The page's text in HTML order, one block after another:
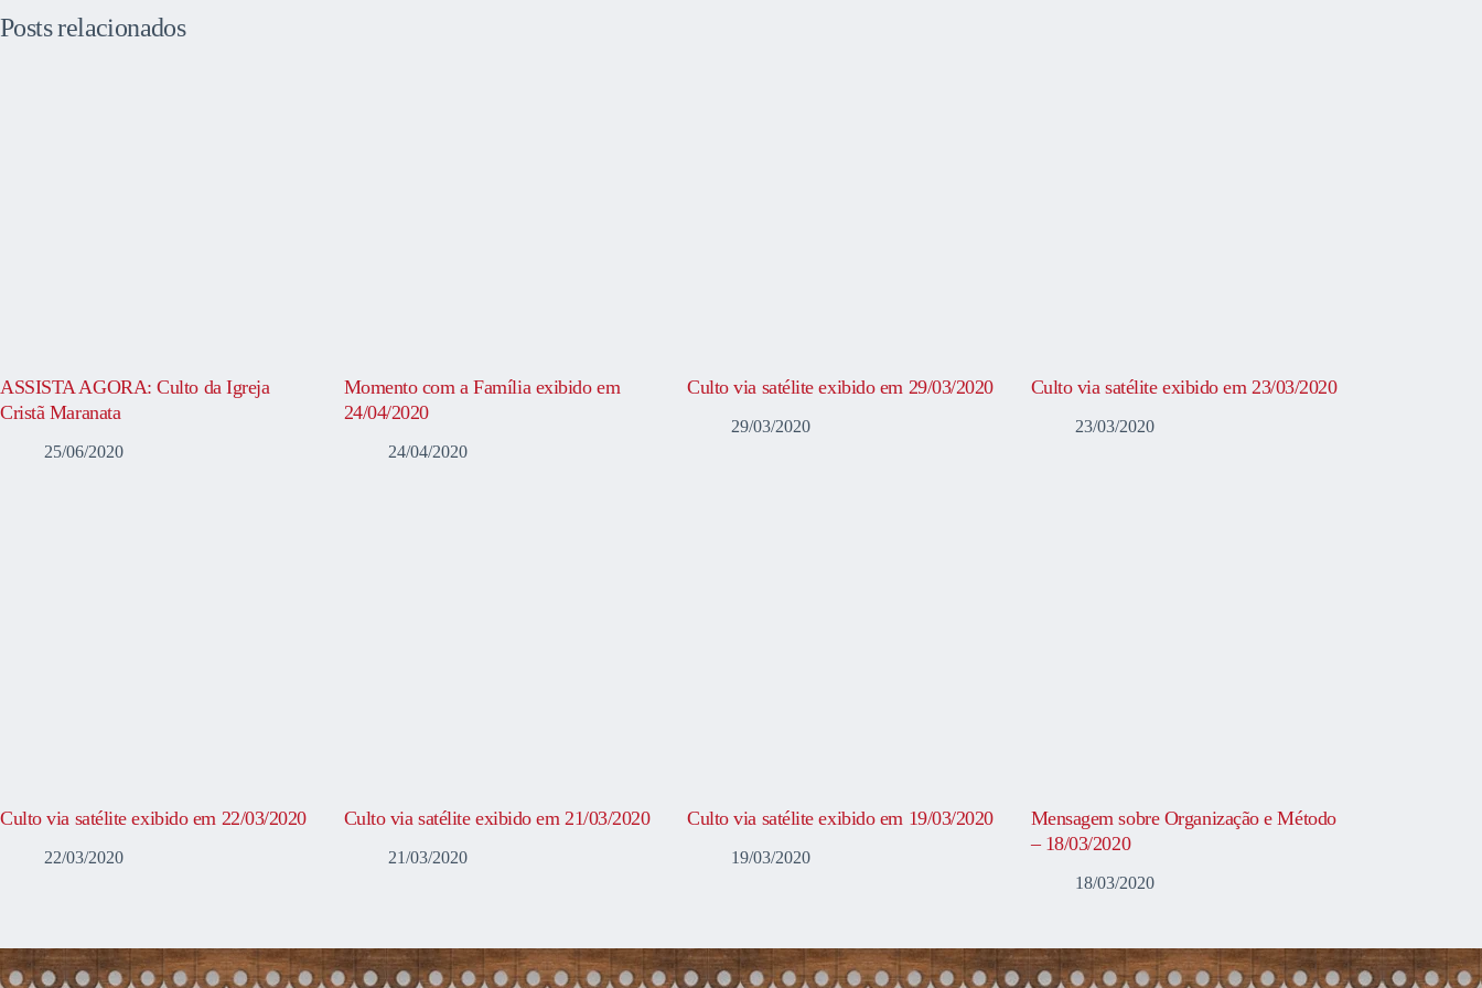
Posts relacionados
ASSISTA AGORA: Culto da Igreja
Cristã Maranata
25/06/2020
Momento com a Família exibido em
24/04/2020
24/04/2020
Culto via satélite exibido em 29/03/2020
29/03/2020
Culto via satélite exibido em 23/03/2020
23/03/2020
Culto via satélite exibido em 22/03/2020
22/03/2020
Culto via satélite exibido em 21/03/2020
21/03/2020
Culto via satélite exibido em 19/03/2020
19/03/2020
Mensagem sobre Organização e Método
– 18/03/2020
18/03/2020